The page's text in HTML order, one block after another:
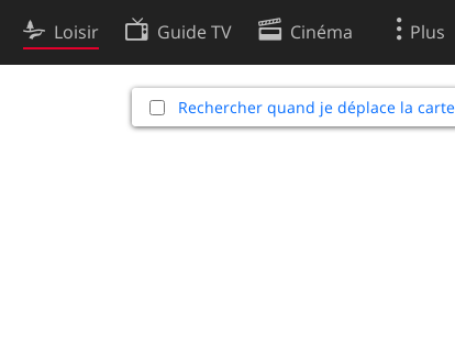
Loisir Guide TV Cinéma Plus
Rechercher quand je déplace la carte
Web
Politique en matière de cookies
Préférences de cookies